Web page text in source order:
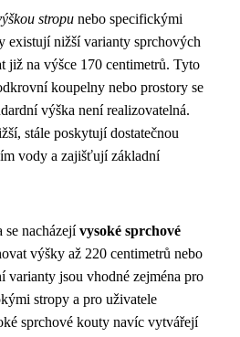
stropu nebo specifickými
existují nižší varianty sprchových
již na výšce 170 centimetrů. Tyto
koupelny nebo prostory se
výška není realizovatelná.
stále poskytují dostatečnou
vody a zajišťují základní
se nacházejívysoké sprchové
výšky až 220 centimetrů nebo
varianty jsou vhodné zejména pro
stropy a pro uživatele
sprchové kouty navíc vytvářejí